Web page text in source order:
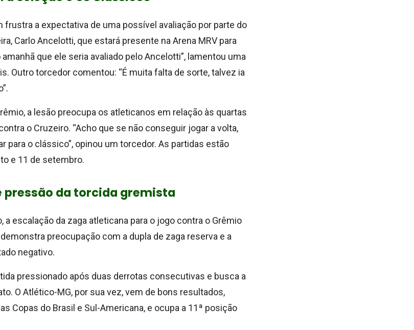
frustra a expectativa de uma possível avaliação por parte do
Carlo Ancelotti, que estará presente na Arena MRV para
que ele seria avaliado pelo Ancelotti”, lamentou uma
Outro torcedor comentou: “É muita falta de sorte, talvez ia
a lesão preocupa os atleticanos em relação às quartas
o Cruzeiro. “Acho que se não conseguir jogar a volta,
para o clássico”, opinou um torcedor. As partidas estão
e 11 de setembro.
pressão da torcida gremista
a escalação da zaga atleticana para o jogo contra o Grêmio
preocupação com a dupla de zaga reserva e a
negativo.
pressionado após duas derrotas consecutivas e busca a
O Atlético-MG, por sua vez, vem de bons resultados,
Copas do Brasil e Sul-Americana, e ocupa a 11ª posição